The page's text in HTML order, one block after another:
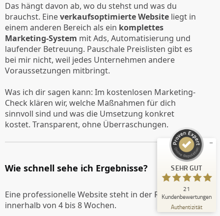
Das hängt davon ab, wo du stehst und was du
brauchst. Eineverkaufsoptimierte Website liegt in
einem anderen Bereich als ein komplettes
Marketing-System mit Ads, Automatisierung und
laufender Betreuung. Pauschale Preislisten gibt es
bei mir nicht, weil jedes Unternehmen andere
Voraussetzungen mitbringt.
Was ich dir sagen kann: Im kostenlosen Marketing-
Check klären wir, welche Maßnahmen für dich
sinnvoll sind und was die Umsetzung konkret
kostet. Transparent, ohne Überraschungen.
Wie schnell sehe ich Ergebnisse?
Eine professionelle Website steht in der Regel
innerhalb von 4 bis 8 Wochen.
SEHR GUT
21
Kundenbewertungen
Authentizität
Kundenbewertungen und Erfahrungen zu
%
Empfehlungen auf
ProvenExpert.com
SEHR GUT
4,97
/
5,00
14
Bewertungen auf
ProvenExpert.com
Bewertungen von
1
anderen Quelle
Blick aufs ProvenExpert-Profil werfen
16.06.2026